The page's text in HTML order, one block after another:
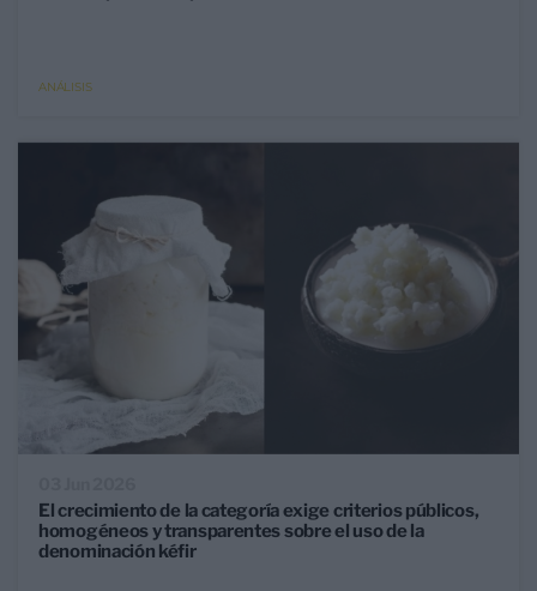
ANÁLISIS
El crecimiento de la categoría exige criterios públicos,
homogéneos y transparentes sobre el uso de la
denominación kéfir